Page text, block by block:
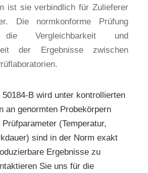
ist sie verbindlich für Zulieferer
Die normkonforme Prüfung
die Vergleichbarkeit und
der Ergebnisse zwischen
B wird unter kontrollierten
an genormten Probekörpern
(Temperatur,
sind in der Norm exakt
Ergebnisse zu
Sie uns für die